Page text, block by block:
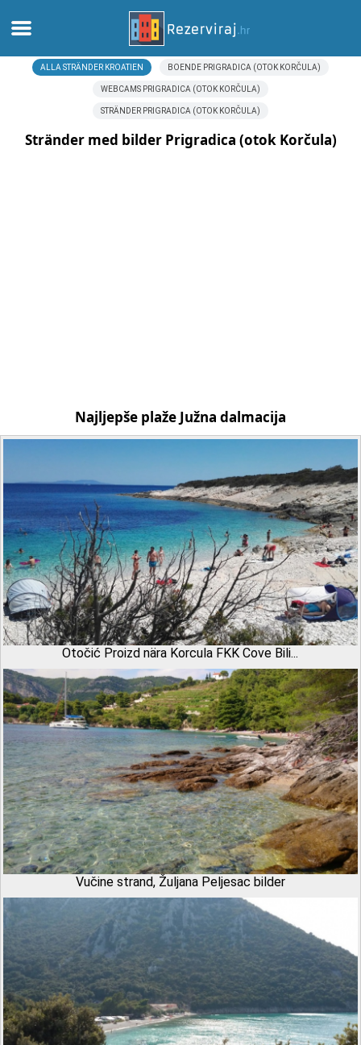
HemALLA STRÄNDER KROATIEN BOENDE PRIGRADICA (OTOK KORČULA)
WEBCAMS PRIGRADICA (OTOK KORČULA)
STRÄNDER PRIGRADICA (OTOK KORČULA)
Stränder med bilder Prigradica (otok Korčula)
Najljepše plaže Južna dalmacija
Otočić Proizd nära Korcula FKK Cove Bili...
Vučine strand, Žuljana Peljesac bilder